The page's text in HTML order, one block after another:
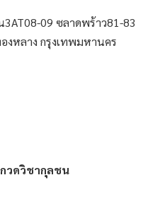
09 ซลาดพร้าว81-83
งหลาง กรุงเทพมหานคร
วดวิชากุลชน